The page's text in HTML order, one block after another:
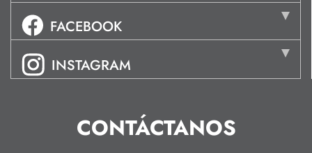
FACEBOOK
INSTAGRAM
CONTÁCTANOS